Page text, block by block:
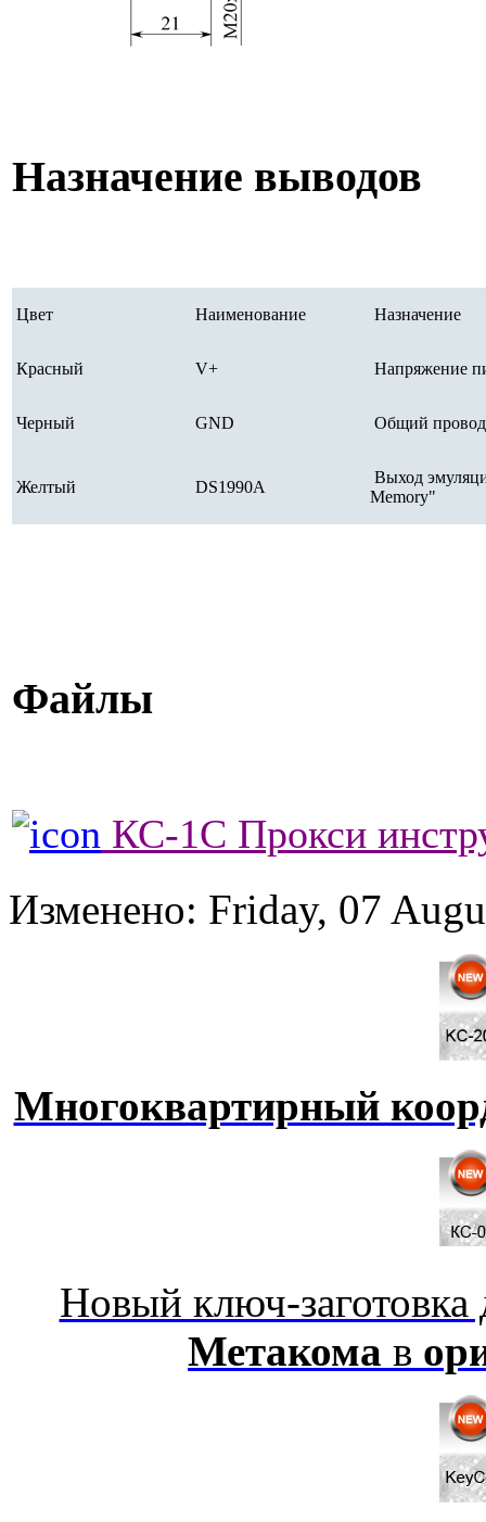
Назначение выводов
Цвет Наименование Назначение
Красный V+ Напряжение
Черный GND Общий провод
Желтый DS1990A
Выход
Memory"
Файлы
КС-1С Прокси
Изменено: Friday, 07
Многоквартирный
Новый ключ-
Метакома в